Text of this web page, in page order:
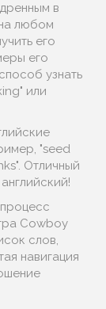
в
любом
его
его
узнать
или
"seed
Отличный
Cowboy
слов,
навигация